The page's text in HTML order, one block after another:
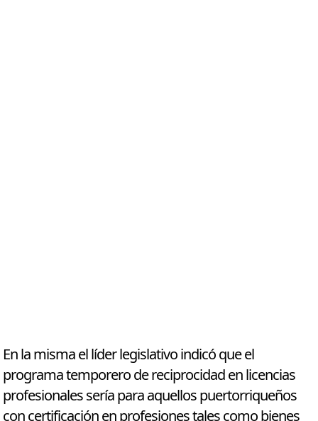
En la misma el líder legislativo indicó que el
programa temporero de reciprocidad en licencias
profesionales sería para aquellos puertorriqueños
con certificación en profesiones tales como bienes